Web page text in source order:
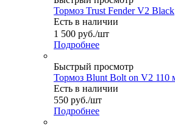
Тормоз Trust Fender V2 Black
Есть в наличии
1 500 руб./шт
Подробнее
Быстрый просмотр
Тормоз Blunt Bolt on V2 110
Есть в наличии
550 руб./шт
Подробнее